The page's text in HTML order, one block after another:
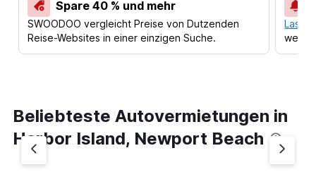
Spare 40 % und mehr
SWOODOO vergleicht Preise von Dutzenden
Reise-Websites in einer einzigen Suche.
Lass
Beliebteste Autovermietungen in
Harbor Island, Newport Beach